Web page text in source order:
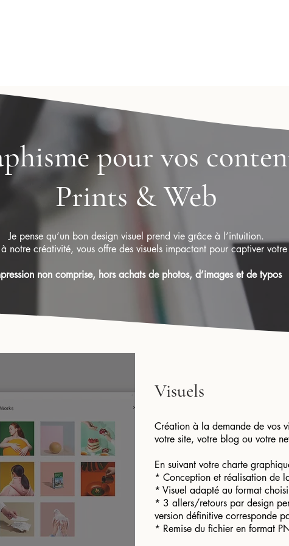
pour vos
Prints & Web
Je pense qu’un bon design visuel prend vie grâce à l’intuition.
notre créativité, vous offre des visuels impactant pour captiver
non comprise, hors achats de photos, d’images et de typos
Visuels
Création à la demande de vos
votre site, votre blog ou votre
En suivant votre charte
* Conception et réalisation de
* Visuel adapté au format choisi
* 3 allers/retours par design
version définitive corresponde
* Remise du fichier en format